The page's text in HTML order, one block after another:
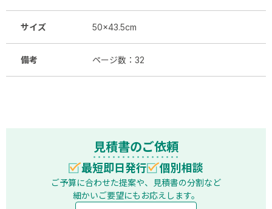
サイズ 50×43.5cm
備考 ページ数：32
見積書のご依頼
最短即日発行 個別相談
ご予算に合わせた提案や、見積書の分割など
細かいご要望にもお応えします。